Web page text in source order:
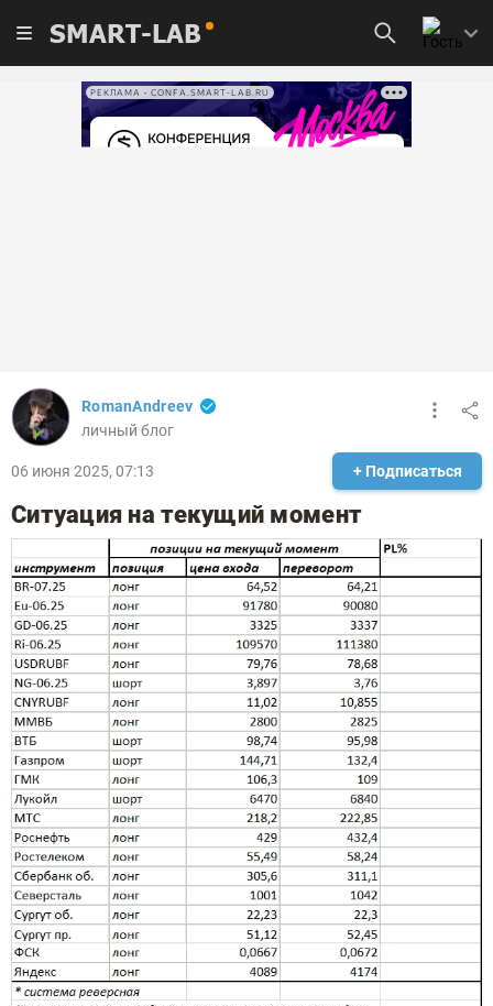
SMART-LAB
РЕКЛАМА • CONFA.SMART-LAB.RU
RomanAndreev
личный блог
06 июня 2025, 07:13 + Подписаться
Ситуация на текущий момент